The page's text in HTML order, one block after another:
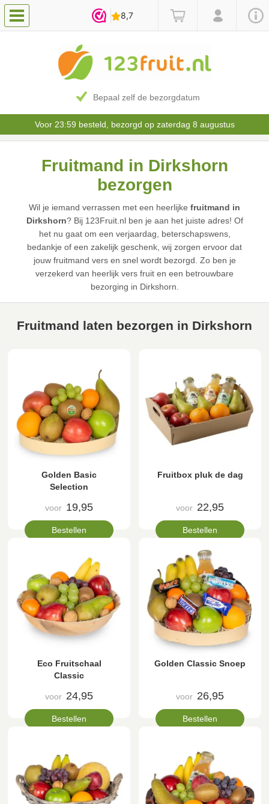
Bepaal zelf de bezorgdatum
Voor 23:59 besteld, bezorgd op zaterdag 8 augustus
Fruitmand in Dirkshorn
bezorgen
Wil je iemand verrassen met een heerlijke fruitmand in
Dirkshorn? Bij 123Fruit.nl ben je aan het juiste adres! Of
het nu gaat om een verjaardag, beterschapswens,
bedankje of een zakelijk geschenk, wij zorgen ervoor dat
jouw fruitmand vers en snel wordt bezorgd. Zo ben je
verzekerd van heerlijk vers fruit en een betrouwbare
bezorging in Dirkshorn.
Fruitmand laten bezorgen in Dirkshorn
Golden Basic
Selection
voor 19,95
Bestellen
Fruitbox pluk de dag
voor 22,95
Bestellen
Eco Fruitschaal
Classic
voor 24,95
Bestellen
Golden Classic Snoep
voor 26,95
Bestellen